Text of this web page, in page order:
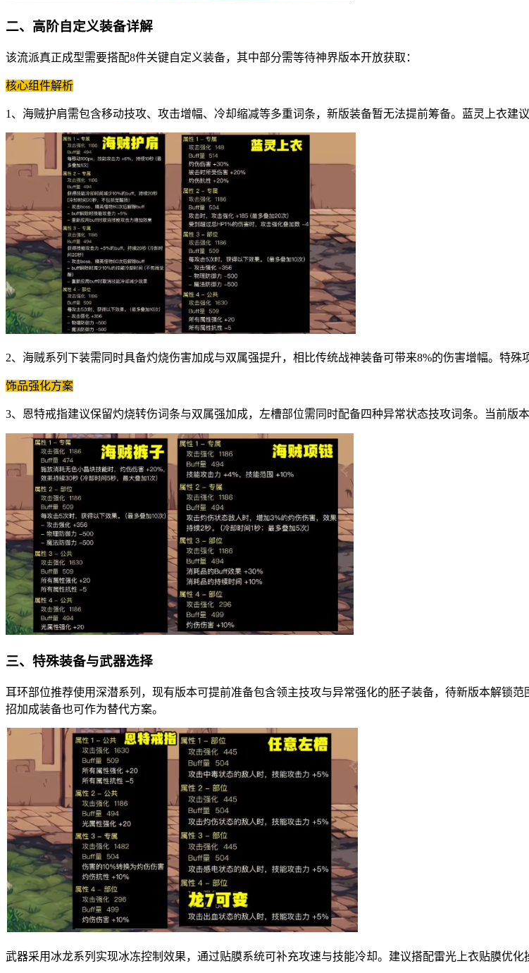
二、高阶自定义装备详解
该流派真正成型需要搭配8件关键自定义装备，其中部分需等待神界版本开放获取：
核心组件解析
1、海贼护肩需包含移动技攻、攻击增幅、冷却缩减等多重词条，新版装备暂无法提前筹备。蓝灵上衣建
2、海贼系列下装需同时具备灼烧伤害加成与双属强提升，相比传统战神装备可带来8%的伤害增幅。特
饰品强化方案
3、恩特戒指建议保留灼烧转伤词条与双属强加成，左槽部位需同时配备四种异常状态技攻词条。当前版
三、特殊装备与武器选择
耳环部位推荐使用深潜系列，现有版本可提前准备包含领主技攻与异常强化的胚子装备，待新版本解锁
招加成装备也可作为替代方案。
武器采用冰龙系列实现冰冻控制效果，通过贴膜系统可补充攻速与技能冷却。建议搭配雷光上衣贴膜优